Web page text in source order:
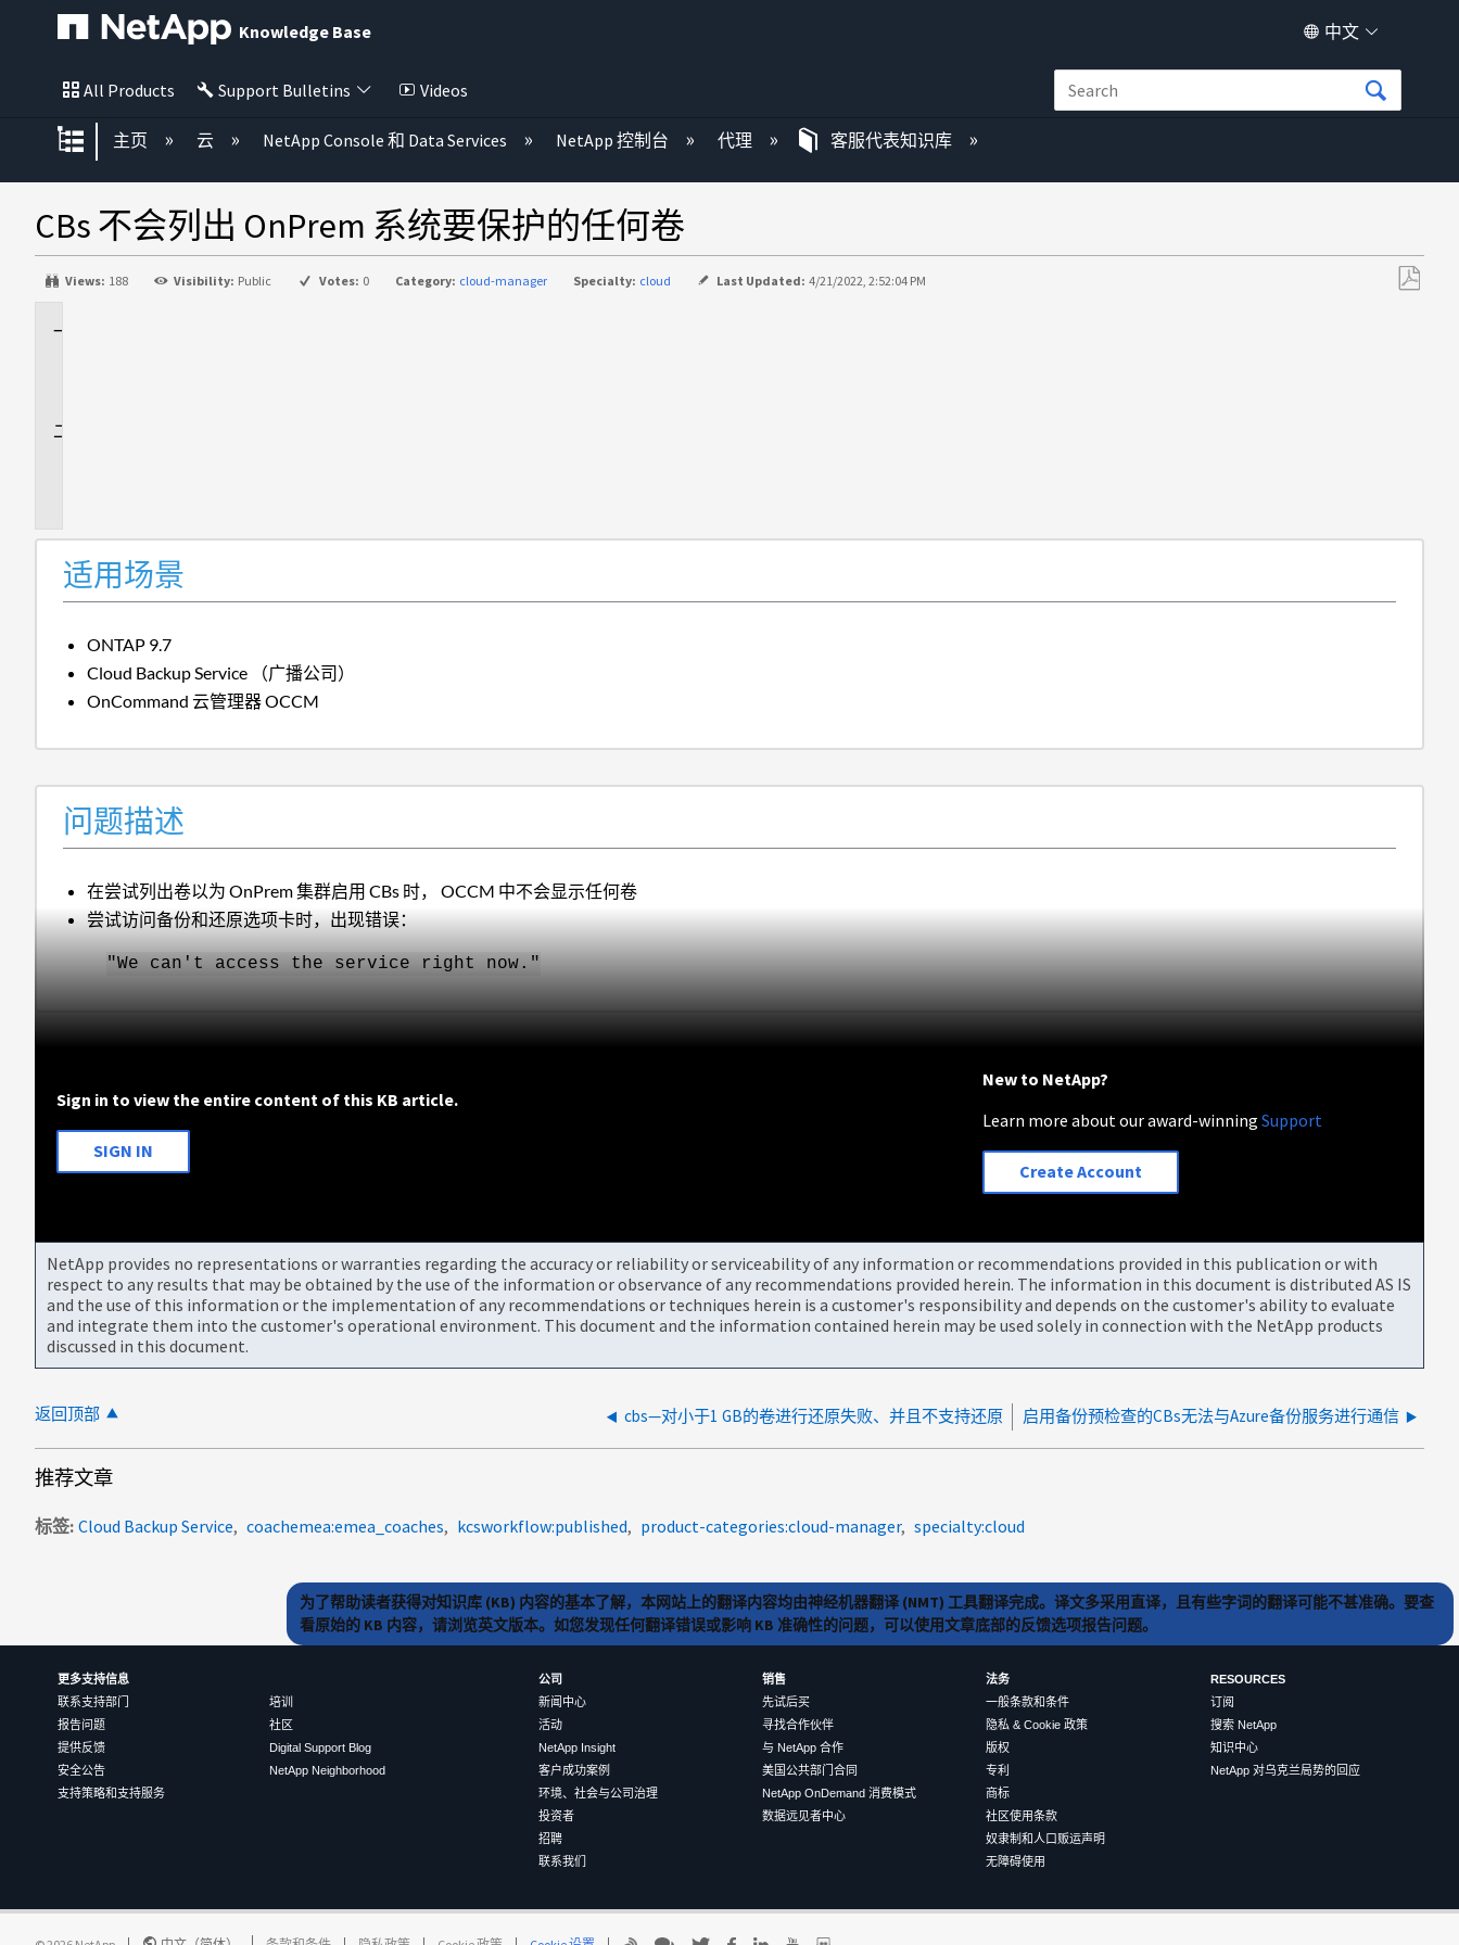
Knowledge Base 中文
All Products Support Bulletins Videos
扩展/隐缩全局层次
主页 云 NetApp Console 和 Data Services NetApp 控制台 代理 客服代表知识库
CBs 不会列出 OnPrem 系统要保护的任何卷
Views: 188 Visibility: Public Votes: 0 Category: cloud-manager Specialty: cloud Last Updated: 4/21/2022, 2:52:04 PM
适用场景
ONTAP 9.7
Cloud Backup Service （广播公司）
OnCommand 云管理器 OCCM
问题描述
在尝试列出卷以为 OnPrem 集群启用 CBs 时， OCCM 中不会显示任何卷
尝试访问备份和还原选项卡时，出现错误：
"We can't access the service right now."
Sign in to view the entire content of this KB article.
SIGN IN
New to NetApp?
Learn more about our award-winningSupport
Create Account
NetApp provides no representations or warranties regarding the accuracy or reliability or serviceability of any information or recommendations provided in this publication or with
respect to any results that may be obtained by the use of the information or observance of any recommendations provided herein. The information in this document is distributed AS IS
and the use of this information or the implementation of any recommendations or techniques herein is a customer's responsibility and depends on the customer's ability to evaluate
and integrate them into the customer's operational environment. This document and the information contained herein may be used solely in connection with the NetApp products
discussed in this document.
返回顶部 cbs—对小于1 GB的卷进行还原失败、并且不支持还原 启用备份预检查的CBs无法与Azure备份服务进行通信
推荐文章
标签 Cloud Backup Service coachemea:emea_coaches kcsworkflow:published product-categories:cloud-manager specialty:cloud
为了帮助读者获得对知识库 (KB) 内容的基本了解，本网站上的翻译内容均由神经机器翻译 (NMT) 工具翻译完成。译文多采用直译，且有些字词的翻译可能不甚准确。要查
看原始的 KB 内容，请浏览英文版本。如您发现任何翻译错误或影响 KB 准确性的问题，可以使用文章底部的反馈选项报告问题。
更多支持信息
联系支持部门
报告问题
提供反馈
安全公告
支持策略和支持服务
培训
社区
Digital Support Blog
NetApp Neighborhood
公司
新闻中心
活动
NetApp Insight
客户成功案例
环境、社会与公司治理
投资者
招聘
联系我们
销售
先试后买
寻找合作伙伴
与 NetApp 合作
美国公共部门合同
NetApp OnDemand 消费模式
数据远见者中心
法务
一般条款和条件
隐私 & Cookie 政策
版权
专利
商标
社区使用条款
奴隶制和人口贩运声明
无障碍使用
RESOURCES
订阅
搜索 NetApp
知识中心
NetApp 对乌克兰局势的回应